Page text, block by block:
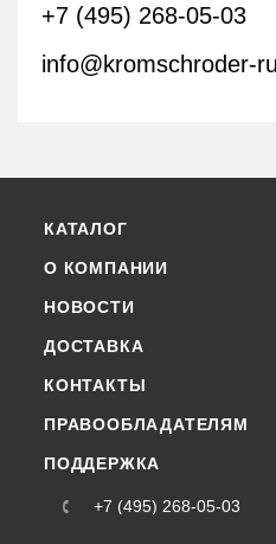
+7 (495) 268-05-03
info@kromschroder-
КАТАЛОГ
О КОМПАНИИ
НОВОСТИ
ДОСТАВКА
КОНТАКТЫ
ПРАВООБЛАДАТЕЛЯМ
ПОДДЕРЖКА
+7 (495) 268-05-03